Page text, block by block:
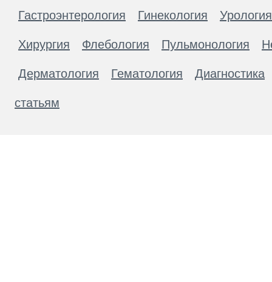
Гастроэнтерология Гинекология Урология
Хирургия Флебология Пульмонология
Дерматология Гематология Диагностика
статьям